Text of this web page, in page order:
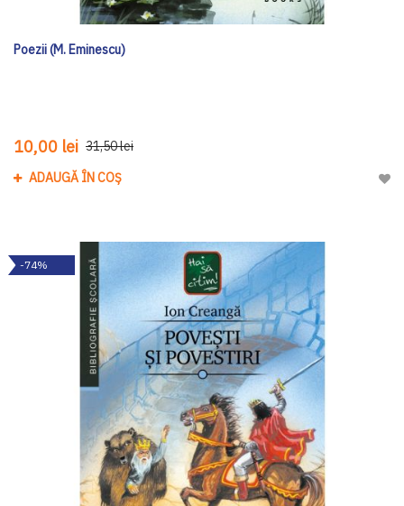
Poezii (M. Eminescu)
10,00 lei 31,50 lei
ADAUGĂ ÎN COȘ
-74%